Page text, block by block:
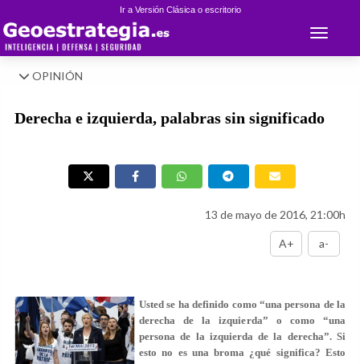
Ir a Versión Clásica o escritorio
Toggle
OPINIÓN
Derecha e izquierda, palabras sin significado
13 de mayo de 2016, 21:00h
A+ a-
Usted se ha definido como “una persona de la
derecha de la izquierda” o como “una
persona de la izquierda de la derecha”. Si
esto no es una broma ¿qué significa? Esto